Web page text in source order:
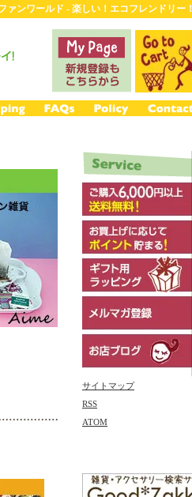
ンワールド - 楽しい！エコフレンドリー！
サイトマップ
RSS
ATOM